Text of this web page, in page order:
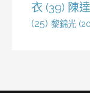
衣 (39) 陳
(25) 黎錦光